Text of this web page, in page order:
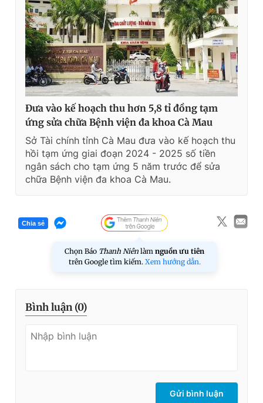
Đưa vào kế hoạch thu hơn 5,8 tỉ đồng tạm
ứng sửa chữa Bệnh viện đa khoa Cà Mau
Sở Tài chính tỉnh Cà Mau đưa vào kế hoạch thu
hồi tạm ứng giai đoạn 2024 - 2025 số tiền
ngân sách cho tạm ứng 5 năm trước để sửa
chữa Bệnh viện đa khoa Cà Mau.
Chia sẻ
Chọn Báo Thanh Niên làm nguồn ưu tiên
trên Google tìm kiếm. Xem hướng dẫn.
Bình luận (0)
Gửi bình luận